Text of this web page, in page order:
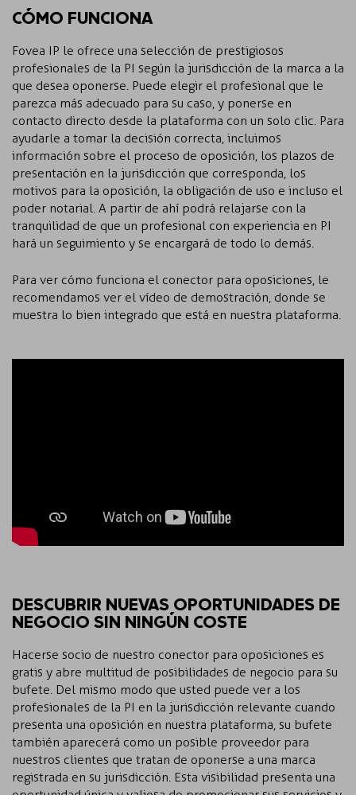
CÓMO FUNCIONA
Fovea IP le ofrece una selección de prestigiosos
profesionales de la PI según la jurisdicción de la marca a la
que desea oponerse. Puede elegir el profesional que le
parezca más adecuado para su caso, y ponerse en
contacto directo desde la plataforma con un solo clic. Para
ayudarle a tomar la decisión correcta, incluimos
información sobre el proceso de oposición, los plazos de
presentación en la jurisdicción que corresponda, los
motivos para la oposición, la obligación de uso e incluso el
poder notarial. A partir de ahí podrá relajarse con la
tranquilidad de que un profesional con experiencia en PI
hará un seguimiento y se encargará de todo lo demás.
Para ver cómo funciona el conector para oposiciones, le
recomendamos ver el vídeo de demostración, donde se
muestra lo bien integrado que está en nuestra plataforma.
DESCUBRIR NUEVAS OPORTUNIDADES DE
NEGOCIO SIN NINGÚN COSTE
Hacerse socio de nuestro conector para oposiciones es
gratis y abre multitud de posibilidades de negocio para su
bufete. Del mismo modo que usted puede ver a los
profesionales de la PI en la jurisdicción relevante cuando
presenta una oposición en nuestra plataforma, su bufete
también aparecerá como un posible proveedor para
nuestros clientes que tratan de oponerse a una marca
registrada en su jurisdicción. Esta visibilidad presenta una